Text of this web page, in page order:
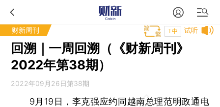
财新周刊 试听
T中
回溯｜一周回溯（《财新周刊》
2022年第38期）
2022年09月26日第38期
9月19日，李克强应约同越南总理范明政通电